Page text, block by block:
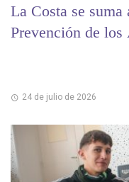
La Costa se
Prevención de los
24 de julio de 2026